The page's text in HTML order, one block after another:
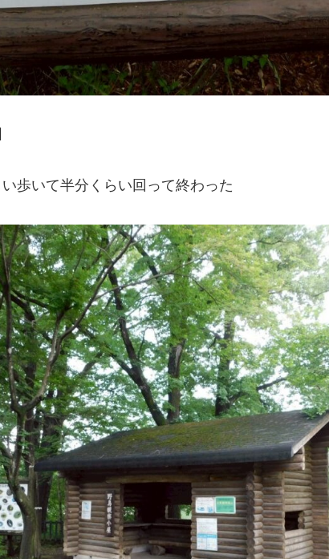
歩いて半分くらい回って終わった